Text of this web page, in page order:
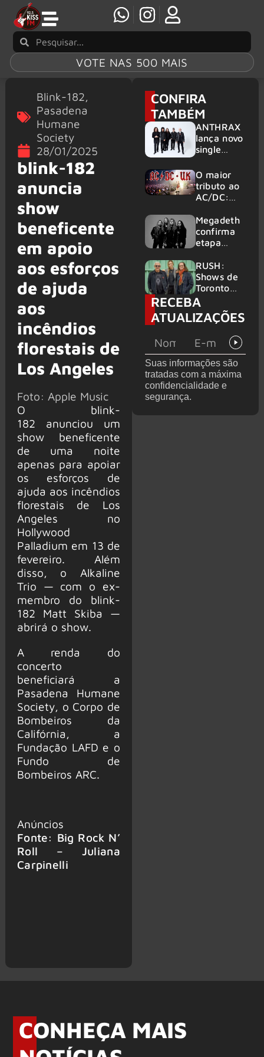
VOTE NAS 500 MAIS
Blink-182,
Pasadena
Humane
Society
28/01/2025
blink-182
anuncia
show
beneficente
em apoio
aos esforços
de ajuda
aos
incêndios
florestais de
Los Angeles
Foto: Apple Music
O blink-
182 anunciou um
show beneficente
de uma noite
apenas para apoiar
os esforços de
ajuda aos incêndios
florestais de Los
Angeles no
Hollywood
Palladium em 13 de
fevereiro. Além
disso, o Alkaline
Trio — com o ex-
membro do blink-
182 Matt Skiba —
abrirá o show.
A renda do
concerto
beneficiará a
Pasadena Humane
Society, o Corpo de
Bombeiros da
Califórnia, a
Fundação LAFD e o
Fundo de
Bombeiros ARC.
Anúncios
Fonte: Big Rock N’
Roll – Juliana
Carpinelli
CONFIRA
TAMBÉM
ANTHRAX
lança novo
single
’s Got A
Plan’
O maior
tributo ao
AC/DC:
traz ao
Brasil um
repertório
atravessa
gerações
Megadeth
confirma
etapa
da turnê
de
despedida
para 2027
RUSH:
Shows de
Toronto
serão
filmados
para
filme
RECEBA
ATUALIZAÇÕES
Suas informações são
tratadas com a máxima
confidencialidade e
segurança.
CONHEÇA MAIS